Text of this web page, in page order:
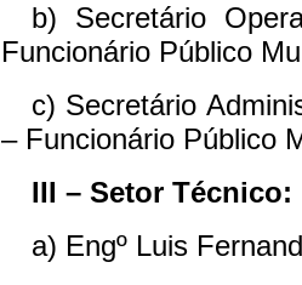
b) Secretário
Funcionário Público
c) Secretário
– Funcionário Público
III – Setor Técnico:
a) Engº Luis